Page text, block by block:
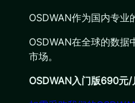
OSDWAN作为国内专业
OSDWAN在全球的数
市场。
OSDWAN入门版690元/